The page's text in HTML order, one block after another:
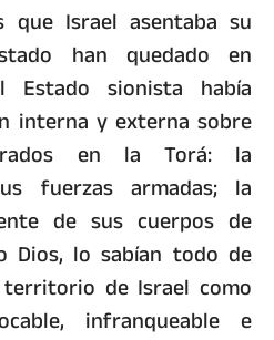
Israel asentaba su
han quedado en
Estado sionista había
interna y externa sobre
en la Torá: la
fuerzas armadas; la
de sus cuerpos de
Dios, lo sabían todo de
de Israel como
infranqueable e